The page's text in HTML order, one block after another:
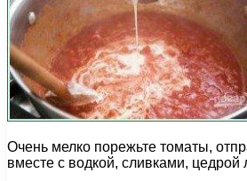
Очень мелко порежьте томаты,
вместе с водкой, сливками, цедрой